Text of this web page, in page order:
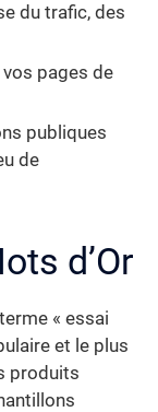
du trafic, des
vos pages de
publiques
de
d’Or
« essai
et le plus
produits